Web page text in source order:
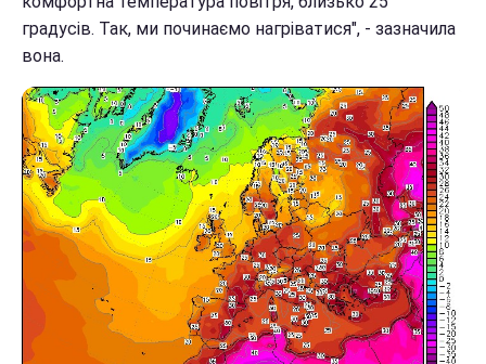
градусів. Так, ми починаємо нагріватися", - зазначила
вона.